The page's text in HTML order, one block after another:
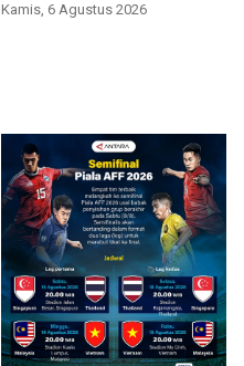
Kamis, 6 Agustus 2026